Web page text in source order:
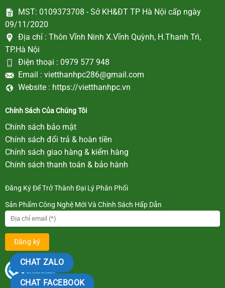
MST: 0109373708 - Sở KH&ĐT TP Hà Nội cấp ngày
09/11/2020
Địa chỉ : Thôn Vĩnh Ninh X.Vĩnh Quỳnh, H.Thanh Trì,
TP.Hà Nội
Điện thoại : 0979 577 948
Email : vietthanhpc286@gmail.com
Website : https://vietthanhpc.vn
Chính Sách Của Chúng Tôi
Chính sách bảo mật
Chính sách đổi trả & hoàn tiền
Chính sách giao hàng & kiểm hàng
Chính sách thanh toán & bảo hành
Đăng Ký Để Trở Thành Đại Lý Phân Phối
Sản Phẩm Công Nghệ Mới Và Chính Sách Hấp Dẫn
CHAT ZALO
CHAT FACEBOOK